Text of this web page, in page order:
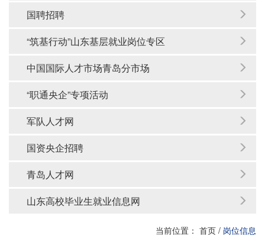
国聘招聘
“筑基行动”山东基层就业岗位专区
中国国际人才市场青岛分市场
“职通央企”专项活动
军队人才网
国资央企招聘
青岛人才网
山东高校毕业生就业信息网
当前位置： 首页 / 岗位信息